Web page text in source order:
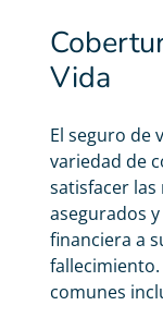
Vida
El seguro de
variedad de
satisfacer las
asegurados
financiera a
comunes